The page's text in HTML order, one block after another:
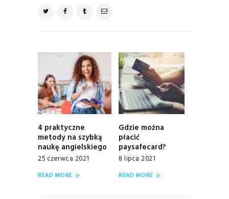
WPISU
Previous
post:
4 praktyczne
metody na szybką
naukę angielskiego
25 czerwca 2021
READ MORE
Next
post:
Gdzie można
płacić
paysafecard?
8 lipca 2021
READ MORE